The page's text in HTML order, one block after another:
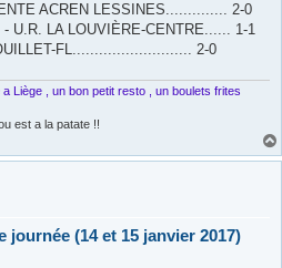
ACREN LESSINES.............. 2-0
U.R. LA LOUVIÈRE-CENTRE...... 1-1
FL........................... 2-0
Liège , un bon petit resto , un boulets frites
est a la patate !!
journée (14 et 15 janvier 2017)